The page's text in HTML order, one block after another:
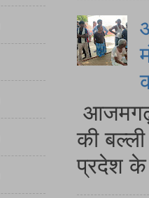
आजमगढ़
की
प्रदेश